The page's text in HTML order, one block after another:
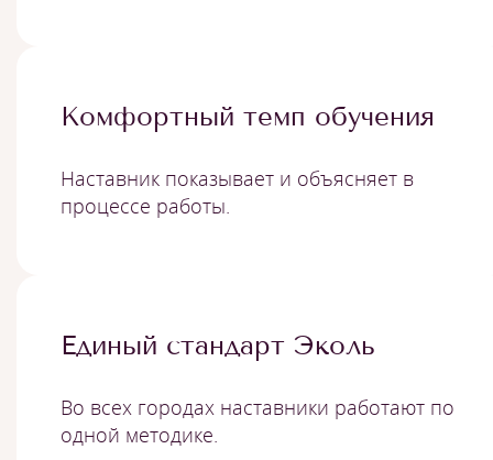
Комфортный темп обучения
Наставник показывает и объясняет в
процессе работы.
Единый стандарт Эколь
Во всех городах наставники работают по
одной методике.